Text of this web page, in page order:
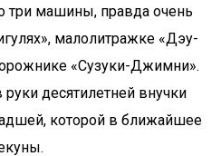
три машины, правда очень
малолитражке «Дэу-
«Сузуки-Джимни».
десятилетней внучки
которой в ближайшее